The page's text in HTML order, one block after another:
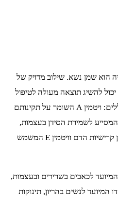
הוא שמן נשא. שילוב מדויק של
להשיג תוצאה מעולה לטיפול
בכלל בעיות. שמנים צמחיים כוללים: ויטמין A השומר על תקינותם
של הקרומים הריריים, ויטמין D המסייע לשמירת הסידן בעצמות,
ויטמין K המיועד לשמור על איזון קרישיות הדם וויטמין E המשמש
לכאבים בשרירים ובעצמות,
המיועד לנשים בהריון, תינוקות